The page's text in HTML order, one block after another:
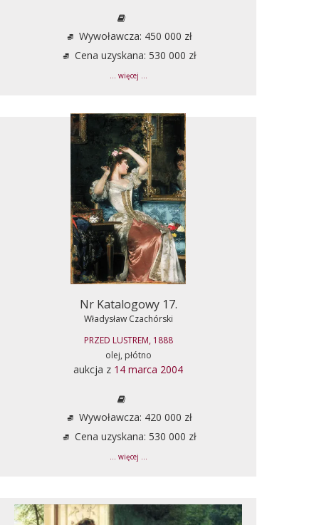
Wywoławcza: 450 000 zł
Cena uzyskana: 530 000 zł
... więcej ...
Nr Katalogowy 17.
Władysław Czachórski
PRZED LUSTREM, 1888
olej, płótno
aukcja z 14 marca 2004
Wywoławcza: 420 000 zł
Cena uzyskana: 530 000 zł
... więcej ...